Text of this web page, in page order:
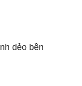
dẻo bền